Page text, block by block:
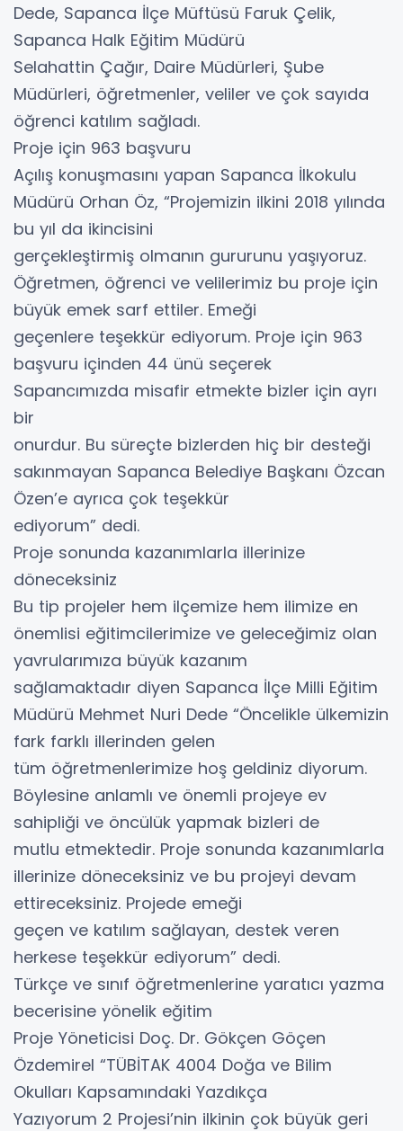
Dede, Sapanca İlçe Müftüsü Faruk Çelik,
Sapanca Halk Eğitim Müdürü
Selahattin Çağır, Daire Müdürleri, Şube
Müdürleri, öğretmenler, veliler ve çok sayıda
öğrenci katılım sağladı.
Proje için 963 başvuru
Açılış konuşmasını yapan Sapanca İlkokulu
Müdürü Orhan Öz, “Projemizin ilkini 2018 yılında
bu yıl da ikincisini
gerçekleştirmiş olmanın gururunu yaşıyoruz.
Öğretmen, öğrenci ve velilerimiz bu proje için
büyük emek sarf ettiler. Emeği
geçenlere teşekkür ediyorum. Proje için 963
başvuru içinden 44 ünü seçerek
Sapancımızda misafir etmekte bizler için ayrı
bir
onurdur. Bu süreçte bizlerden hiç bir desteği
sakınmayan Sapanca Belediye Başkanı Özcan
Özen’e ayrıca çok teşekkür
ediyorum” dedi.
Proje sonunda kazanımlarla illerinize
döneceksiniz
Bu tip projeler hem ilçemize hem ilimize en
önemlisi eğitimcilerimize ve geleceğimiz olan
yavrularımıza büyük kazanım
sağlamaktadır diyen Sapanca İlçe Milli Eğitim
Müdürü Mehmet Nuri Dede “Öncelikle ülkemizin
fark farklı illerinden gelen
tüm öğretmenlerimize hoş geldiniz diyorum.
Böylesine anlamlı ve önemli projeye ev
sahipliği ve öncülük yapmak bizleri de
mutlu etmektedir. Proje sonunda kazanımlarla
illerinize döneceksiniz ve bu projeyi devam
ettireceksiniz. Projede emeği
geçen ve katılım sağlayan, destek veren
herkese teşekkür ediyorum” dedi.
Türkçe ve sınıf öğretmenlerine yaratıcı yazma
becerisine yönelik eğitim
Proje Yöneticisi Doç. Dr. Gökçen Göçen
Özdemirel “TÜBİTAK 4004 Doğa ve Bilim
Okulları Kapsamındaki Yazdıkça
Yazıyorum 2 Projesi’nin ilkinin çok büyük geri